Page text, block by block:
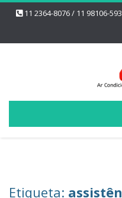
11 2364-8076 / 11 98106-
Etiqueta: